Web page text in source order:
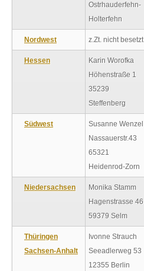
Ostrhauderfehn-
Holterfehn
Nordwest z.Zt. nicht besetzt
Hessen
Karin Worofka
Höhenstraße 1
35239
Steffenberg
Südwest
Susanne Wenzel
Nassauerstr.43
65321
Heidenrod-Zorn
Niedersachsen
Monika Stamm
Hagenstrasse 46
59379 Selm
Thüringen
Sachsen-Anhalt
Ivonne Strauch
Seeadlerweg 53
12355 Berlin